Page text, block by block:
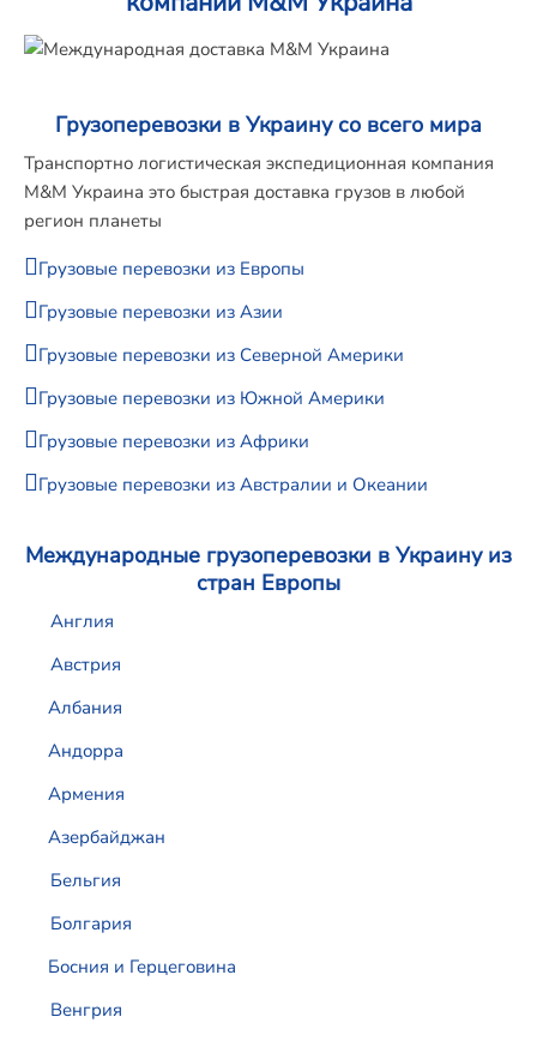
Грузоперевозки в Украину со всего мира
Транспортно логистическая экспедиционная компания
М&M Украина это быстрая доставка грузов в любой
регион планеты
Грузовые перевозки из Европы
Грузовые перевозки из Азии
Грузовые перевозки из Северной Америки
Грузовые перевозки из Южной Америки
Грузовые перевозки из Африки
Грузовые перевозки из Австралии и Океании
Международные грузоперевозки в Украину из
стран Европы
Англия
Австрия
Албания
Андорра
Армения
Азербайджан
Бельгия
Болгария
Босния и Герцеговина
Венгрия